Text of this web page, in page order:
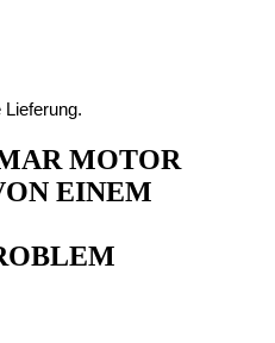
Lieferung.
MOTOR
EINEM